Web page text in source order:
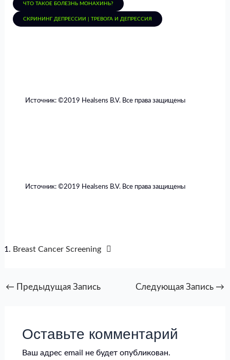
ЧТО ТАКОЕ БОЛЕЗНЬ МОНАХИНЬ?
СКРИНИНГ ДЕПРЕССИИ | ТРЕВОГА И ДЕПРЕССИЯ
Источник: ©️2019 Healsens B.V. Все права защищены
Источник: ©️2019 Healsens B.V. Все права защищены
Breast Cancer Screening
← Предыдущая Запись Следующая Запись →
Оставьте комментарий
Ваш адрес email не будет опубликован.